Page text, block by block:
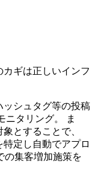
ギは正しいインフ
ッシュタグ等の投稿
ニタリング。 ま
とすることで、
定し自動でアプロ
の集客増加施策を